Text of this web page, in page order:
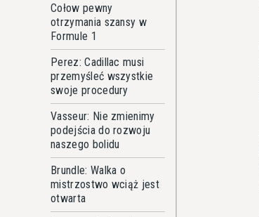
Cołow pewny
otrzymania szansy w
Formule 1
Perez: Cadillac musi
przemyśleć wszystkie
swoje procedury
Vasseur: Nie zmienimy
podejścia do rozwoju
naszego bolidu
Brundle: Walka o
mistrzostwo wciąż jest
otwarta